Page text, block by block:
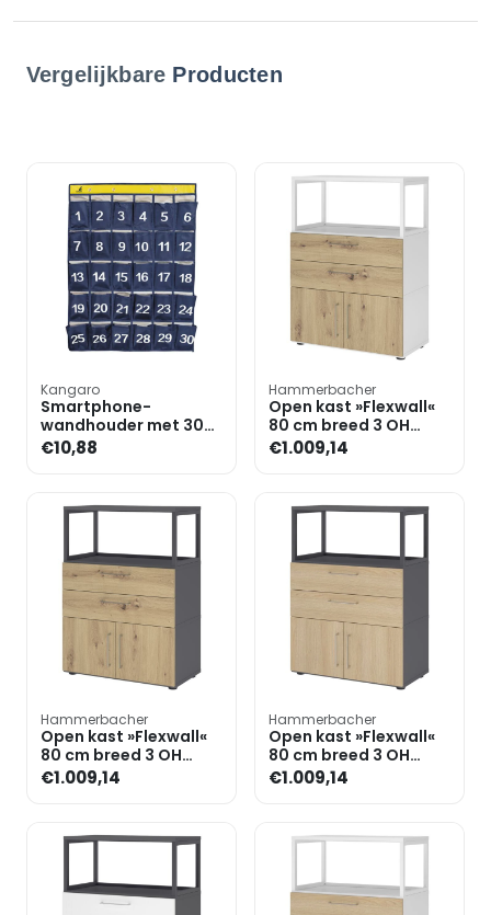
Vergelijkbare Producten
Kangaro
Smartphone-
wandhouder met 30
vakjes blauw
€10,88
Hammerbacher
Open kast »Flexwall«
80 cm breed 3 OH
stalen frame 2 laden
€1.009,14
Hammerbacher
Open kast »Flexwall«
80 cm breed 3 OH
stalen frame 2 laden
€1.009,14
Hammerbacher
Open kast »Flexwall«
80 cm breed 3 OH
stalen frame 2 laden
€1.009,14